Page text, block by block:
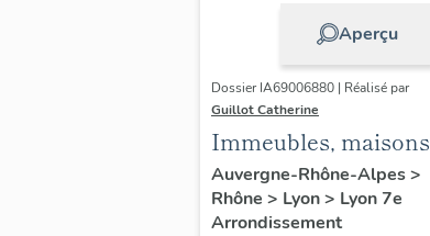
Aperçu
Dossier IA69006880 | Réalisé par
Guillot Catherine
Immeubles, maisons
Auvergne-Rhône-Alpes>
Rhône > Lyon> Lyon 7e
Arrondissement